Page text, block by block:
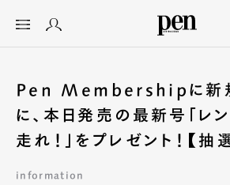
Pen Membershipに新
に、本日発売の最新号「レ
走れ！」をプレゼント！【抽
information